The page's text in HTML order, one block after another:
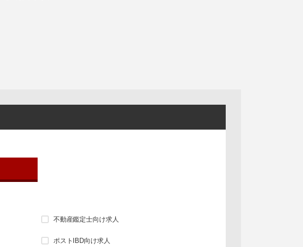
不動産鑑定士向け求人
ポストIBD向け求人